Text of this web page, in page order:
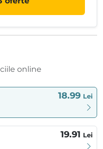
online
18.99 Lei
19.91 Lei